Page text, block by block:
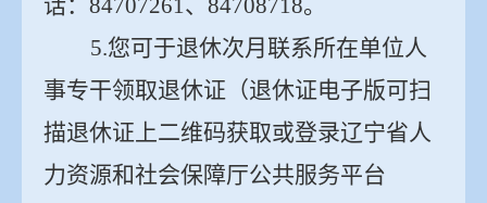
话： 84707261、 84708718。
5.您可于退休次月联系所在单位人
事专干领取退休证（退休证电子版可扫
描退休证上二维码获取或登录辽宁省人
力资源和社会保障厅公共服务平台